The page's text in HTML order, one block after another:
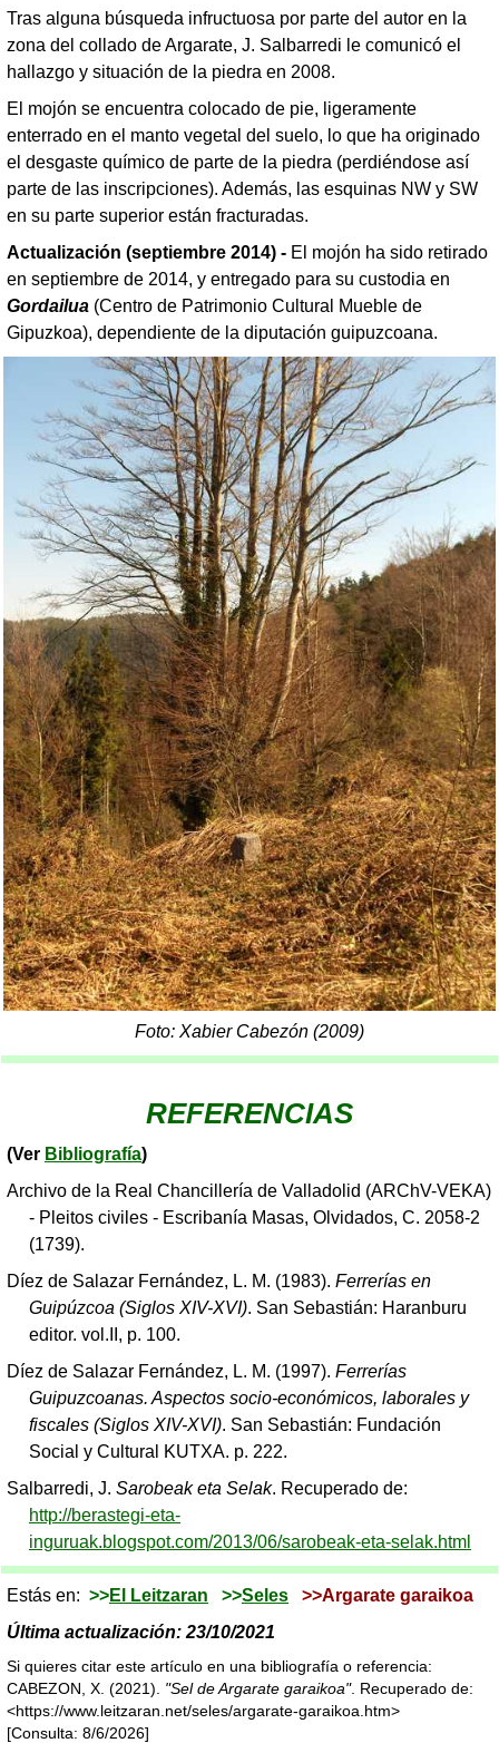
Tras alguna búsqueda infructuosa por parte del autor en la
zona del collado de Argarate, J. Salbarredi le comunicó el
hallazgo y situación de la piedra en 2008.
El mojón se encuentra colocado de pie, ligeramente
enterrado en el manto vegetal del suelo, lo que ha originado
el desgaste químico de parte de la piedra (perdiéndose así
parte de las inscripciones). Además, las esquinas NW y SW
en su parte superior están fracturadas.
Actualización (septiembre 2014) - El mojón ha sido retirado
en septiembre de 2014, y entregado para su custodia en
Gordailua (Centro de Patrimonio Cultural Mueble de
Gipuzkoa), dependiente de la diputación guipuzcoana.
Foto: Xabier Cabezón (2009)
REFERENCIAS
(Ver Bibliografía)
Archivo de la Real Chancillería de Valladolid (ARChV-VEKA)
- Pleitos civiles - Escribanía Masas, Olvidados, C. 2058-2
(1739).
Díez de Salazar Fernández, L. M. (1983). Ferrerías en
Guipúzcoa (Siglos XIV-XVI). San Sebastián: Haranburu
editor. vol.II, p. 100.
Díez de Salazar Fernández, L. M. (1997). Ferrerías
Guipuzcoanas. Aspectos socio-económicos, laborales y
fiscales (Siglos XIV-XVI). San Sebastián: Fundación
Social y Cultural KUTXA. p. 222.
Salbarredi, J. Sarobeak eta Selak. Recuperado de:
http://berastegi-eta-
inguruak.blogspot.com/2013/06/sarobeak-eta-selak.html
Estás en: >>El Leitzaran >>Seles
>>Argarate garaikoa
Última actualización: 23/10/2021
Si quieres citar este artículo en una bibliografía o referencia:
CABEZON, X. (2021). "Sel de Argarate garaikoa". Recuperado de:
<https://www.leitzaran.net/seles/argarate-garaikoa.htm>
[Consulta: 8/6/2026]